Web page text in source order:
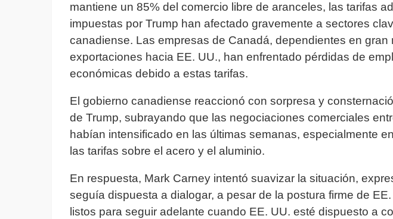
mantiene un 85% del comercio libre de aranceles, las tarifas
impuestas por Trump han afectado gravemente a sectores
canadiense. Las empresas de Canadá, dependientes en gran
exportaciones hacia EE. UU., han enfrentado pérdidas de
económicas debido a estas tarifas.
El gobierno canadiense reaccionó con sorpresa y
de Trump, subrayando que las negociaciones comerciales
habían intensificado en las últimas semanas, especialmente
las tarifas sobre el acero y el aluminio.
En respuesta, Mark Carney intentó suavizar la situación,
seguía dispuesta a dialogar, a pesar de la postura firme de EE.
listos para seguir adelante cuando EE. UU. esté dispuesto a